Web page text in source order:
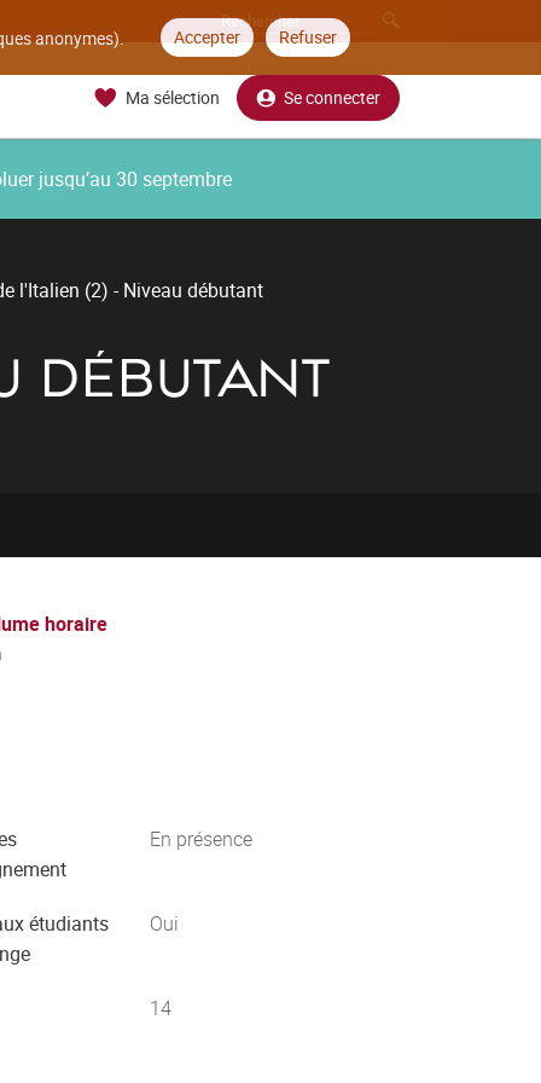
anonymes). Accepter Refuser
Ma sélection Se connecter
jusqu’au 30 septembre
l'Italien (2) - Niveau débutant
DÉBUTANT
horaire
En présence
étudiants
Oui
14